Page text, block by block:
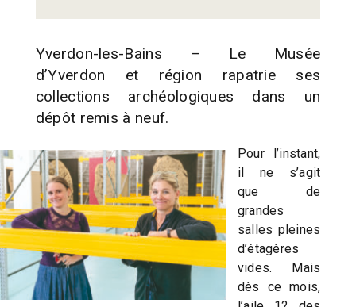
Yverdon-les-Bains – Le Musée
d’Yverdon et région rapatrie ses
collections archéologiques dans un
dépôt remis à neuf.
Pour l’instant,
il ne s’agit
que de
grandes
salles pleines
d’étagères
vides. Mais
dès ce mois,